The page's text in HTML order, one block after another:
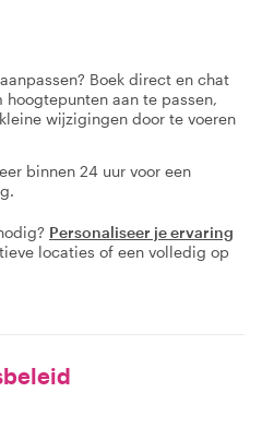
Boek direct en chat
aan te passen,
wijzigingen door te voeren
binnen 24 uur voor een
Personaliseer je ervaring
locaties of een volledig op